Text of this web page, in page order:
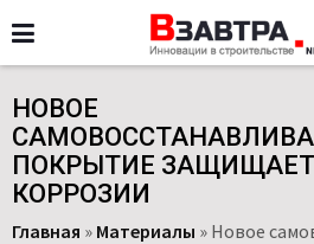
НОВОЕ
ПОКРЫТИЕ
КОРРОЗИИ
Главная » Материалы » Новое